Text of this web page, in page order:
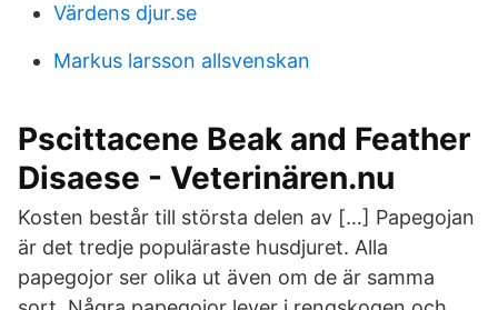
Värdens djur.se
Markus larsson allsvenskan
Pscittacene Beak and Feather
Disaese - Veterinären.nu
Kosten består till största delen av […] Papegojan
är det tredje populäraste husdjuret. Alla
papegojor ser olika ut även om de är samma